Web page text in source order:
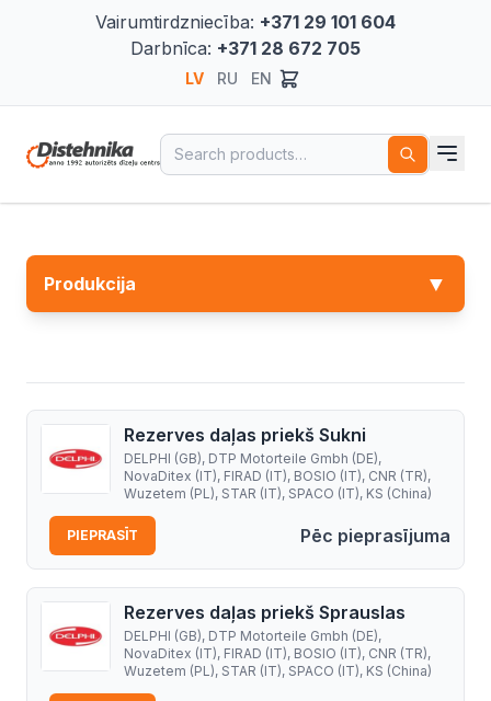
Vairumtirdzniecība: +371 29 101 604
Darbnīca: +371 28 672 705
LV RU EN
Search for:
Produkcija ▼
Rezerves daļas priekš Sukni
DELPHI (GB), DTP Motorteile Gmbh (DE),
NovaDitex (IT), FIRAD (IT), BOSIO (IT), CNR (TR),
Wuzetem (PL), STAR (IT), SPACO (IT), KS (China)
Pēc pieprasījuma
PIEPRASĪT
Rezerves daļas priekš Sprauslas
DELPHI (GB), DTP Motorteile Gmbh (DE),
NovaDitex (IT), FIRAD (IT), BOSIO (IT), CNR (TR),
Wuzetem (PL), STAR (IT), SPACO (IT), KS (China)